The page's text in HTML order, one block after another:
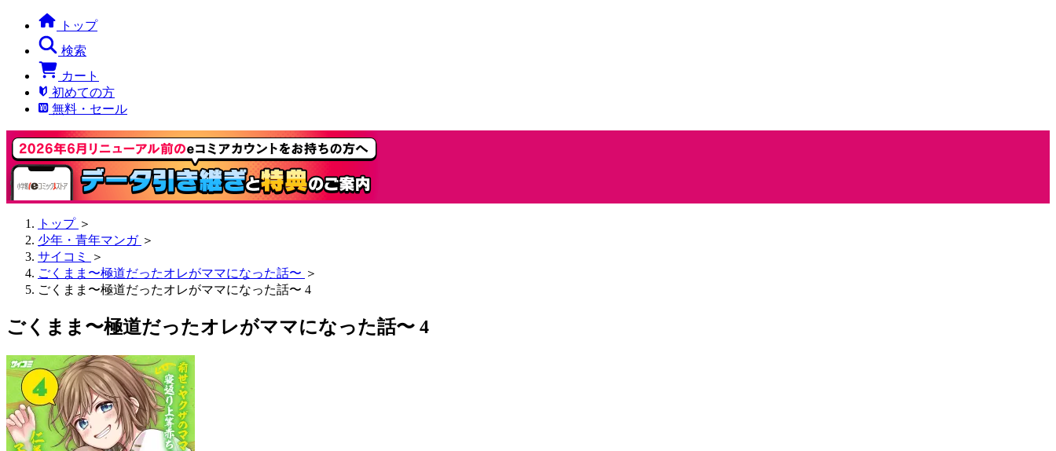
トップ
検索
カート
初めての方
無料・セール
トップ ＞
少年・青年マンガ ＞
サイコミ
＞
ごくまま〜極道だったオレがママになった話〜 ＞
ごくまま〜極道だったオレがママになった話〜 4
ごくまま〜極道だったオレがママになった話〜 4